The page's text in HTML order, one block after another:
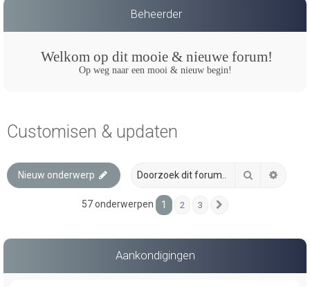
Beheerder
Welkom op dit mooie & nieuwe forum!
Op weg naar een mooi & nieuw begin!
Customisen & updaten
Nieuw onderwerp Zoek
57 onderwerpen 1 2 3
Aankondigingen